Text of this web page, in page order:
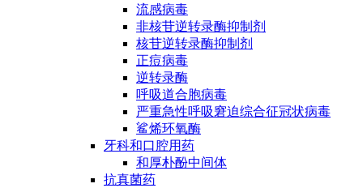
流感病毒
非核苷逆转录酶抑制剂
核苷逆转录酶抑制剂
正痘病毒
逆转录酶
呼吸道合胞病毒
严重急性呼吸窘迫综合征冠状病毒
鲨烯环氧酶
牙科和口腔用药
和厚朴酚中间体
抗真菌药